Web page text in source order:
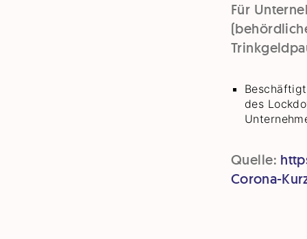
Für
des
Quelle:
Corona-